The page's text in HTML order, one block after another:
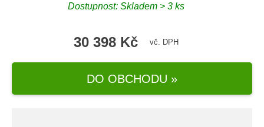
Dostupnost: Skladem > 3 ks
30 398 Kč vč. DPH
DO OBCHODU »